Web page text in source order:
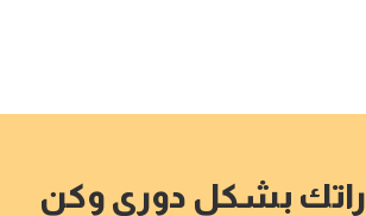
بشكل دوري وكن